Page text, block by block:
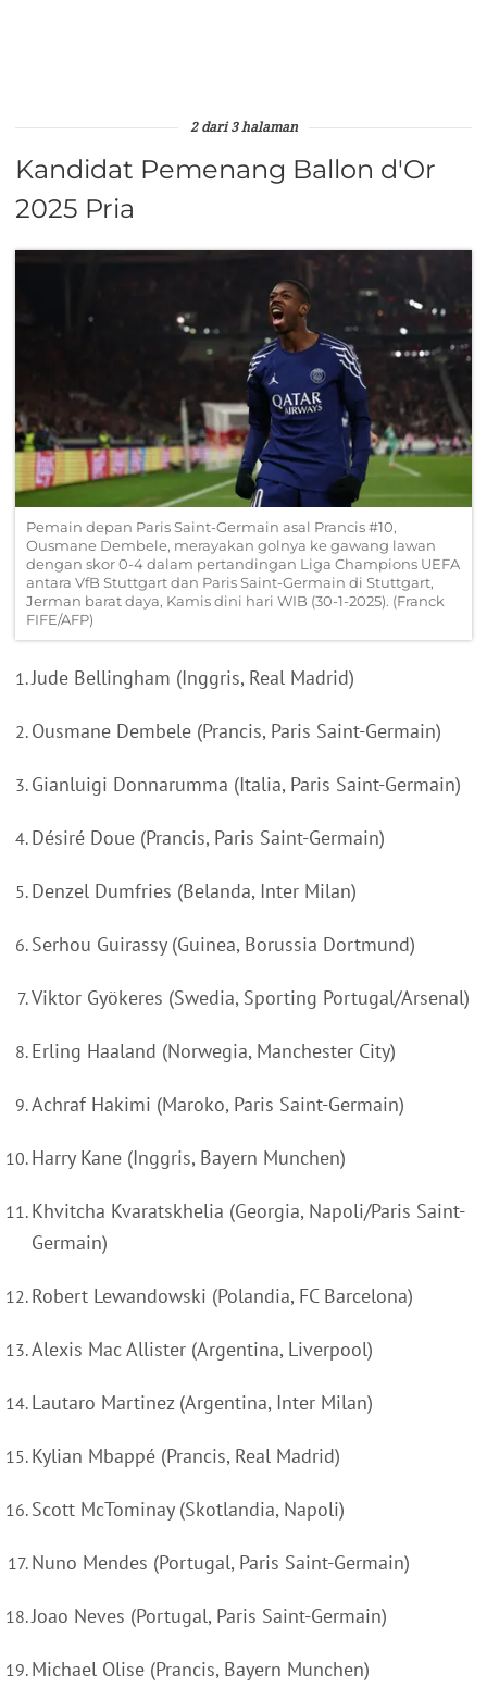
2 dari 3 halaman
Kandidat Pemenang Ballon d'Or
2025 Pria
Pemain depan Paris Saint-Germain asal Prancis #10,
Ousmane Dembele, merayakan golnya ke gawang lawan
dengan skor 0-4 dalam pertandingan Liga Champions UEFA
antara VfB Stuttgart dan Paris Saint-Germain di Stuttgart,
Jerman barat daya, Kamis dini hari WIB (30-1-2025). (Franck
FIFE/AFP)
Jude Bellingham (Inggris, Real Madrid)
Ousmane Dembele (Prancis, Paris Saint-Germain)
Gianluigi Donnarumma (Italia, Paris Saint-Germain)
Désiré Doue (Prancis, Paris Saint-Germain)
Denzel Dumfries (Belanda, Inter Milan)
Serhou Guirassy (Guinea, Borussia Dortmund)
Viktor Gyökeres (Swedia, Sporting Portugal/Arsenal)
Erling Haaland (Norwegia, Manchester City)
Achraf Hakimi (Maroko, Paris Saint-Germain)
Harry Kane (Inggris, Bayern Munchen)
Khvitcha Kvaratskhelia (Georgia, Napoli/Paris Saint-
Germain)
Robert Lewandowski (Polandia, FC Barcelona)
Alexis Mac Allister (Argentina, Liverpool)
Lautaro Martinez (Argentina, Inter Milan)
Kylian Mbappé (Prancis, Real Madrid)
Scott McTominay (Skotlandia, Napoli)
Nuno Mendes (Portugal, Paris Saint-Germain)
Joao Neves (Portugal, Paris Saint-Germain)
Michael Olise (Prancis, Bayern Munchen)